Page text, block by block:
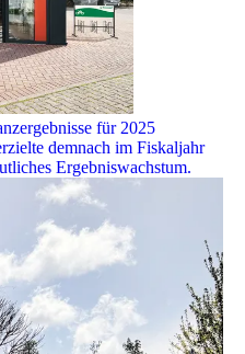
für 2025
demnach im Fiskaljahr
Ergebniswachstum.